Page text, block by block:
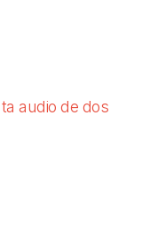
audio de dos